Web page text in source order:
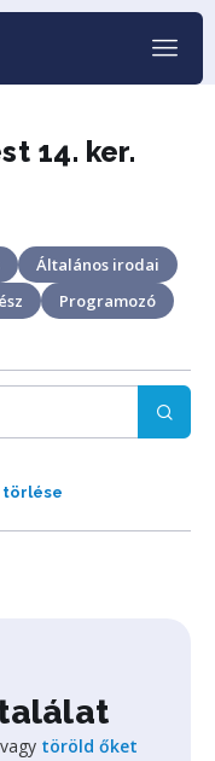
14. ker.
Általános irodai
Programozó
törlése
töröld őket